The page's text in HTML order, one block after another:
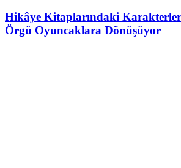
Hikâye Kitaplarındaki
Örgü Oyuncaklara Dönüşüyor